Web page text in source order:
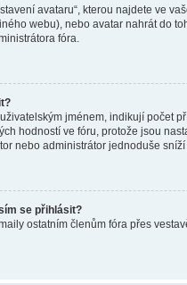
avataru“, kterou najdete ve
webu), nebo avatar nahrát do
fóra.
jménem, indikují počet
hodností ve fóru, protože jsou
nebo administrátor jednoduše sníží
se přihlásit?
ostatním členům fóra přes